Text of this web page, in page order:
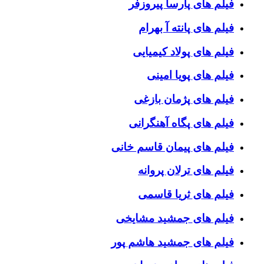
فیلم های پارسا پیروزفر
فیلم های پانته آ بهرام
فیلم های پولاد کیمیایی
فیلم های پویا امینی
فیلم های پژمان بازغی
فیلم های پگاه آهنگرانی
فیلم های پیمان قاسم خانی
فیلم های ترلان پروانه
فیلم های ثریا قاسمی
فیلم های جمشید مشایخی
فیلم های جمشید هاشم پور